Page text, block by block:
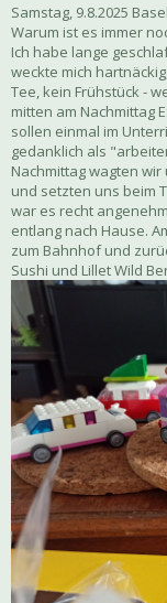
Samstag, 9.8.2025
Warum ist es immer
Ich habe lange
weckte mich
Tee, kein Frühstück -
mitten am Nachmittag
sollen einmal im
gedanklich als
Nachmittag wagten
und setzten uns beim
war es recht
entlang nach Hause.
zum Bahnhof und
Sushi und Lillet Wild